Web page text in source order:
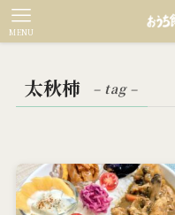
MENU
太秋柿 – tag –